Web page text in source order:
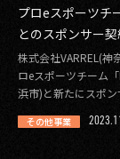
プロeスポーツチ
とのスポンサー
株式会社VARREL(
ロeスポーツチーム
浜市)と新たにスポ
その他事業